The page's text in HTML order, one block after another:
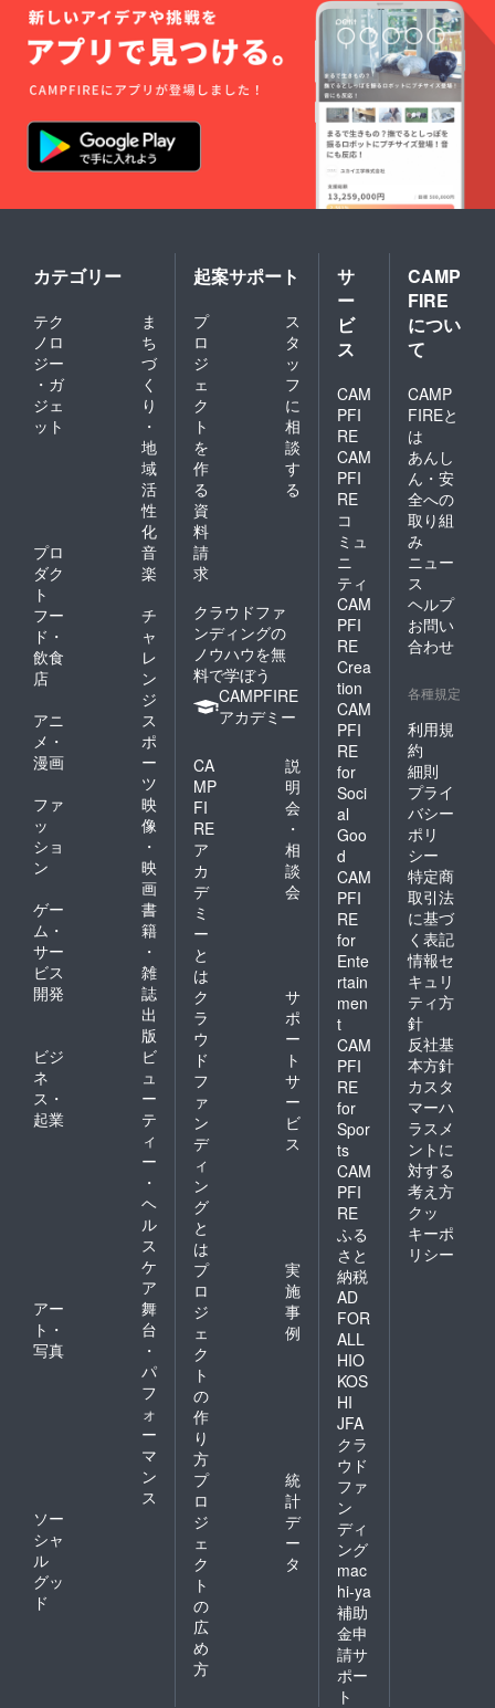
カテゴリー
テク
ノロ
ジー
・ガ
ジェ
ット
ま
ち
づ
く
り
・
地
域
活
性
化
プロ
ダク
ト
音
楽
フー
ド・
飲食
店
チ
ャ
レ
ン
ジ
アニ
メ・
漫画
ス
ポ
ー
ツ
ファ
ッ
ショ
ン
映
像
・
映
画
ゲー
ム・
サー
ビス
開発
書
籍
・
雑
誌
出
版
ビジ
ネ
ス・
起業
ビ
ュ
ー
テ
ィ
ー
・
ヘ
ル
ス
ケ
ア
アー
ト・
写真
舞
台
・
パ
フ
ォ
ー
マ
ン
ス
ソー
シャ
ル
グッ
ド
起案サポート
プ
ロ
ジ
ェ
ク
ト
を
作
る
ス
タ
ッ
フ
に
相
談
す
る
資
料
請
求
クラウドファ
ンディングの
ノウハウを無
料で学ぼう
CAMPFIRE
アカデミー
CA
MP
FI
RE
ア
カ
デ
ミ
ー
と
は
説
明
会
・
相
談
会
ク
ラ
ウ
ド
フ
ァ
ン
デ
ィ
ン
グ
と
は
サ
ポ
ー
ト
サ
ー
ビ
ス
プ
ロ
ジ
ェ
ク
ト
の
作
り
方
実
施
事
例
プ
ロ
ジ
ェ
ク
ト
の
広
め
方
統
計
デ
ー
タ
サ
ー
ビ
ス
CAM
PFI
RE
CAM
PFI
RE
コ
ミュ
ニ
ティ
CAM
PFI
RE
Crea
tion
CAM
PFI
RE
for
Soci
al
Goo
d
CAM
PFI
RE
for
Ente
rtain
men
t
CAM
PFI
RE
for
Spor
ts
CAM
PFI
RE
ふる
さと
納税
AD
FOR
ALL
HIO
KOS
HI
JFA
クラ
ウド
ファ
ン
ディ
ング
mac
hi-ya
補助
金申
請サ
ポー
ト
CAMP
FIRE
につい
て
CAMP
FIREと
は
あんし
ん・安
全への
取り組
み
ニュー
ス
ヘルプ
お問い
合わせ
各種規定
利用規
約
細則
プライ
バシー
ポリ
シー
特定商
取引法
に基づ
く表記
情報セ
キュリ
ティ方
針
反社基
本方針
カスタ
マーハ
ラスメ
ントに
対する
考え方
クッ
キーポ
リシー